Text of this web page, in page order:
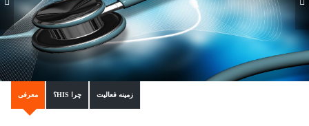
معرفی چرا HIS؟ زمینه فعالیت